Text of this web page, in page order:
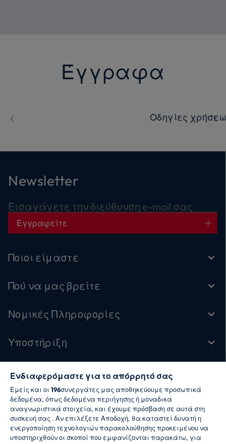
Έγγραφα
Οδηγίες
Newsletter
Εισαγάγετε την διεύθυνση e-mail σας
Εγγραφείτε
Ποιοι είμαστε
Πού να μας βρείτε
Νομικές Πληροφορίες
Υποστήριξη
Ακολουθήστε μας
Ενδιαφερόμαστε για το απόρρητό σας
Εμείς και οι 196συνεργάτες μας αποθηκεύουμε προσωπικά
δεδομένα, όπως δεδομένα περιήγησης ή μοναδικά
αναγνωριστικά στοιχεία, και έχουμε πρόσβαση σε αυτά στη
συσκευή σας . Αν επιλέξετε Αποδοχή, θα καταστεί δυνατή η
ενεργοποίηση τεχνολογιών παρακολούθησης προκειμένου να
υποστηριχθούν οι σκοποί που εμφανίζονται παρακάτω, για